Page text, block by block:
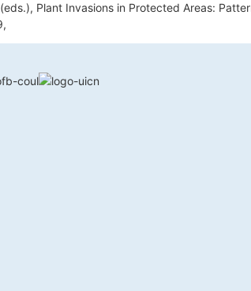
Plant Invasions in Protected Areas: